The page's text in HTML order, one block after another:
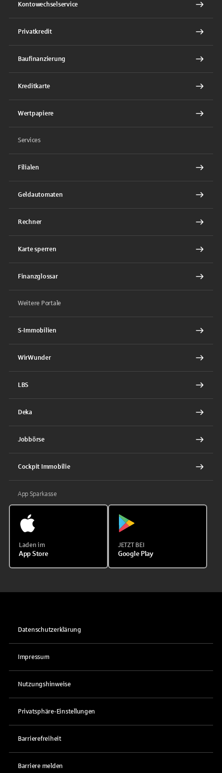
Kontowechselservice
Privatkredit
Baufinanzierung
Kreditkarte
Wertpapiere
Services
Filialen
Geldautomaten
Rechner
Karte sperren
Finanzglossar
Weitere Portale
S-Immobilien
WirWunder
LBS
Deka
Jobbörse
Cockpit Immobilie
App Sparkasse
Laden im
App Store
JETZT BEI
Google Play
Datenschutzerklärung
Impressum
Nutzungshinweise
Privatsphäre-Einstellungen
Barrierefreiheit
Barriere melden